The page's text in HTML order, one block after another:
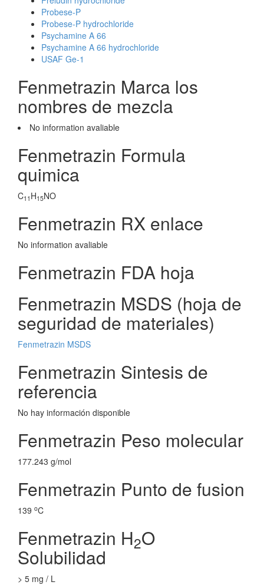
Probese-P
Probese-P hydrochloride
Psychamine A 66
Psychamine A 66 hydrochloride
USAF Ge-1
Fenmetrazin Marca los
nombres de mezcla
No information avaliable
Fenmetrazin Formula
quimica
C11 H15NO
Fenmetrazin RX enlace
No information avaliable
Fenmetrazin FDA hoja
Fenmetrazin MSDS (hoja de
seguridad de materiales)
Fenmetrazin MSDS
Fenmetrazin Sintesis de
referencia
No hay información disponible
Fenmetrazin Peso molecular
177.243 g/mol
Fenmetrazin Punto de fusion
139 oC
Fenmetrazin H2O
Solubilidad
> 5 mg / L